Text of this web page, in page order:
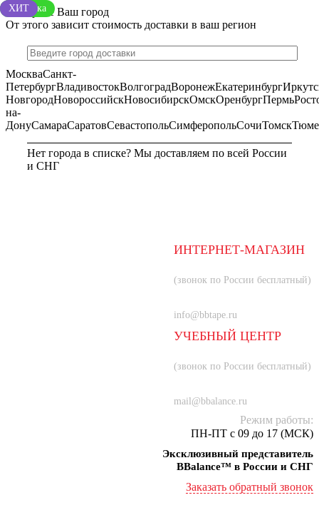
Выберите Ваш город
От этого зависит стоимость доставки в ваш регион
МоскваСанкт-
ПетербургВладивостокВолгоградВоронежЕкатеринбург
НовгородНовороссийскНовосибирскОмскОренбургПермь
на-
ДонуСамараСаратовСевастопольСимферопольСочиТомск
Нет города в списке? Мы доставляем по всей России
и СНГ
ИНТЕРНЕТ-МАГАЗИН
(звонок по России бесплатный)
info@bbtape.ru
УЧЕБНЫЙ ЦЕНТР
(звонок по России бесплатный)
mail@bbalance.ru
Режим работы:
ПН-ПТ с 09 до 17 (МСК)
Эксклюзивный представитель
BBalance™ в России и СНГ
Заказать обратный звонок
ХИТ
Новинка
ХИТ